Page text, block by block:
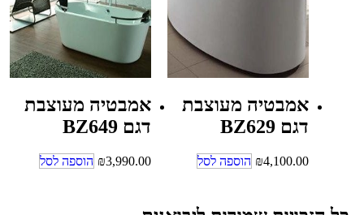
אמבטיה מעוצבת
דגם BZ629
₪4,100.00 הוספה לסל
אמבטיה מעוצבת
דגם BZ649
₪3,990.00 הוספה לסל